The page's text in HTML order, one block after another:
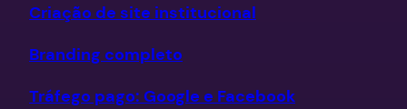
Criação de site institucional
Branding completo
Tráfego pago: Google e Facebook